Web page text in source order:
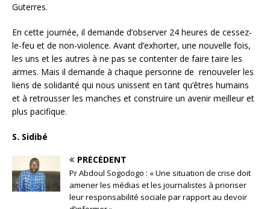
Guterres.
En cette journée, il demande d’observer 24 heures de cessez-
le-feu et de non-violence. Avant d’exhorter, une nouvelle fois,
les uns et les autres à ne pas se contenter de faire taire les
armes. Mais il demande à chaque personne de renouveler les
liens de solidarité qui nous unissent en tant qu’êtres humains
et à retrousser les manches et construire un avenir meilleur et
plus pacifique.
S. Sidibé
PRÉCÉDENT
Pr Abdoul Sogodogo : « Une situation de crise doit
amener les médias et les journalistes à prioriser
leur responsabilité sociale par rapport au devoir